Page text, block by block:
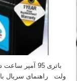
ولت راهنمای سریال